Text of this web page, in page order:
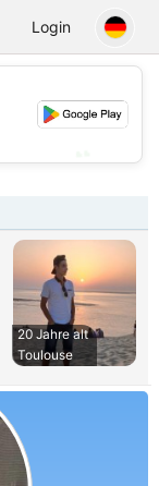
Login
20 Jahre alt
Toulouse